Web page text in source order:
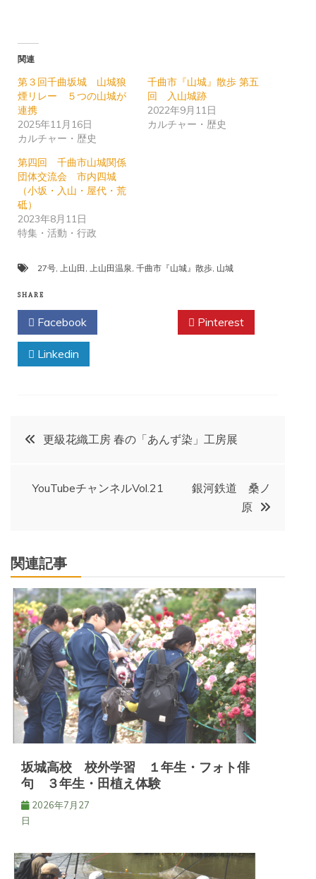
み
中…
関連
第３回千曲坂城 山城狼
煙リレー ５つの山城が
連携
2025年11月16日
カルチャー・歴史
千曲市『山城』散歩 第五
回 入山城跡
2022年9月11日
カルチャー・歴史
第四回 千曲市山城関係
団体交流会 市内四城
（小坂・入山・屋代・荒
砥）
2023年8月11日
特集・活動・行政
27号, 上山田 , 上山田温泉, 千曲市『山城』散歩, 山城
SHARE
Facebook Pinterest
Linkedin
投
ビ
ゲ
ー
シ
ョ
ン
更級花織工房 春の「あんず染」工房展
YouTubeチャンネルVol.21 銀河鉄道 桑ノ
原
関連記事
坂城高校 校外学習 １年生・フォト俳
句 ３年生・田植え体験
2026年7月27
日